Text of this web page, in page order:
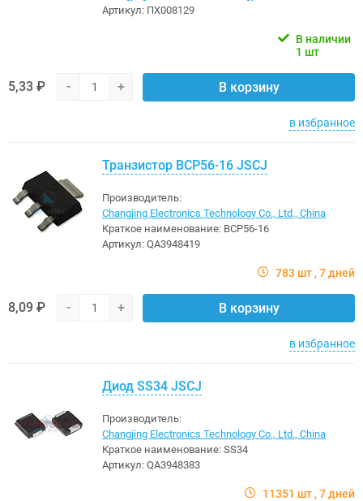
Артикул: ПХ008129
В наличии
1 шт
5,33 ₽ - + В корзину
в избранное
Транзистор BCP56-16 JSCJ
Производитель:
Changjing Electronics Technology Co., Ltd., China
Краткое наименование: BCP56-16
Артикул: QA3948419
783 шт 7 дней
8,09 ₽ - + В корзину
в избранное
Диод SS34 JSCJ
Производитель:
Changjing Electronics Technology Co., Ltd., China
Краткое наименование: SS34
Артикул: QA3948383
11351 шт 7 дней